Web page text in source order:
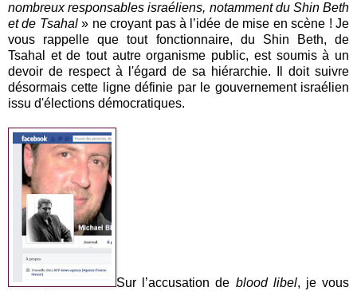
nombreux responsables israéliens, notamment du Shin Beth
et de Tsahal» ne croyant pas à l’idée de mise en scène ! Je
vous rappelle que tout fonctionnaire, du Shin Beth, de
Tsahal et de tout autre organisme public, est soumis à un
devoir de respect à l'égard de sa hiérarchie. Il doit suivre
désormais cette ligne définie par le gouvernement israélien
issu d'élections démocratiques.
Sur l’accusation de blood libel, je vous